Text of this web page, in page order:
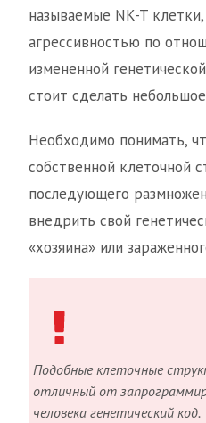
называемые NK-T
агрессивностью по
измененной
стоит сделать
Необходимо понимать,
собственной клеточной
последующего
внедрить свой
«хозяина» или
Подобные клеточные
отличный от
человека генетический код.